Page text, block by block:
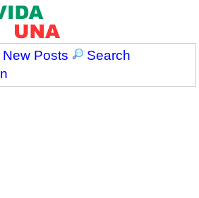
New Posts
Search